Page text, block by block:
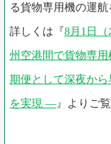
る貨物専用機の運航
詳しくは『8月1日
州空港間で貨物専
期便として深夜か
を実現 ―』よりご覧